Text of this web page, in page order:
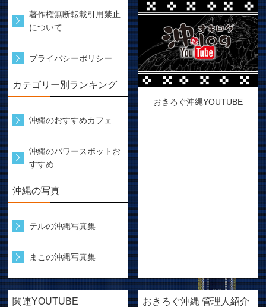
著作権無断転載引用禁止
について
プライバシーポリシー
カテゴリー別ランキング
沖縄のおすすめカフェ
沖縄のパワースポットお
すすめ
沖縄の写真
テルの沖縄写真集
まこの沖縄写真集
おきろぐ沖縄YOUTUBE
関連YOUTUBE おきろぐ沖縄 管理人紹介